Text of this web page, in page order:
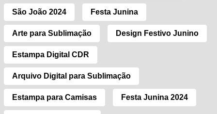
São João 2024 Festa Junina
Arte para Sublimação Design Festivo Junino
Estampa Digital CDR
Arquivo Digital para Sublimação
Estampa para Camisas Festa Junina 2024